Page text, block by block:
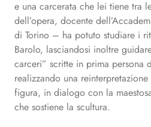
e una carcerata che lei tiene tra
dell’opera, docente
di Torino – ha potuto studiare i
Barolo, lasciandosi inoltre
carceri” scritte in prima persona
realizzando una
figura, in dialogo con la
che sostiene la scultura.